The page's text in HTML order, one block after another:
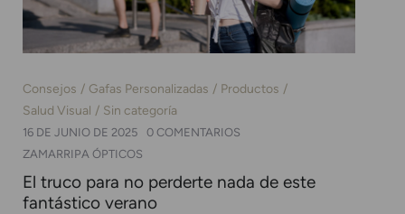
Consejos Gafas Personalizadas
Productos
Salud Visual
Sin categoría
16 DE JUNIO DE 2025
0 COMENTARIOS
ZAMARRIPA ÓPTICOS
El truco para no perderte nada de este
fantástico verano